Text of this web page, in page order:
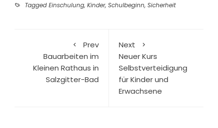
Tagged Einschulung, Kinder, Schulbeginn, Sicherheit
Prev
Bauarbeiten im
Kleinen Rathaus in
Salzgitter-Bad
Next
Neuer Kurs
Selbstverteidigung
für Kinder und
Erwachsene